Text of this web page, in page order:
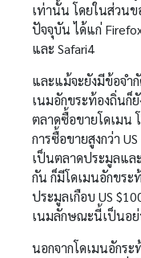
เท่านั้น โดยในส่วนข
ปัจจุบัน ได้แก่
และ Safari4
และแม้จะยังมีข้อจำ
เนมอักขระท้องถิ่นก็
ตลาดซื้อขายโดเมน
การซื้อขายสูงกว่า
เป็นตลาดประมูลแล
กัน ก็มีโดเมนอักขร
ประมูลเกือบ US
เนมลักษณะนี้เป็นอย่
นอกจากโดเมนอักร